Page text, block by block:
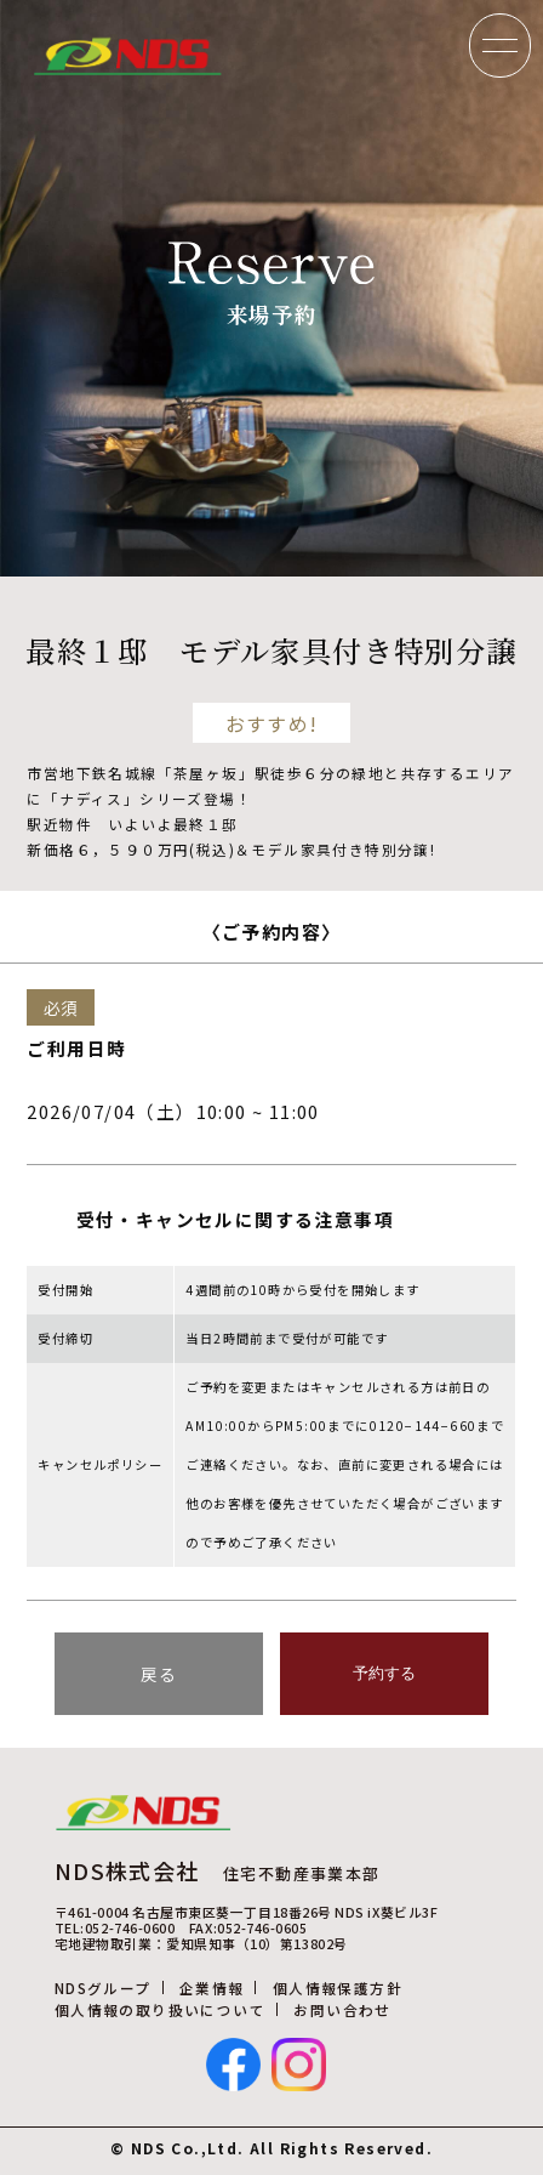
分譲戸建
分譲マンション
資料請求 来場予約
来場予約
最終１邸 モデル家具付き特別分譲
おすすめ!
市営地下鉄名城線「茶屋ヶ坂」駅徒歩６分の緑地と共存するエリア
に「ナディス」シリーズ登場！
駅近物件 いよいよ最終１邸
新価格６，５９０万円(税込)＆モデル家具付き特別分譲!
〈ご予約内容〉
必須
ご利用日時
2026/07/04（土）10:00 ~ 11:00
受付・キャンセルに関する注意事項
受付開始 4週間前の10時から受付を開始します
受付締切 当日2時間前まで受付が可能です
キャンセルポリシー
ご予約を変更またはキャンセルされる⽅は前⽇の
AM10:00からPM5:00までに0120−144−660まで
ご連絡ください。なお、直前に変更される場合には
他のお客様を優先させていただく場合がございます
ので予めご了承ください
戻る 予約する
NDS株式会社 住宅不動産事業本部
〒461-0004 名古屋市東区葵一丁目18番26号 NDS iX葵ビル3F
TEL:052-746-0600 FAX:052-746-0605
宅地建物取引業：愛知県知事（10）第13802号
NDSグループ 企業情報
個人情報保護方針
個人情報の取り扱いについて
お問い合わせ
© NDS Co.,Ltd. All Rights Reserved.